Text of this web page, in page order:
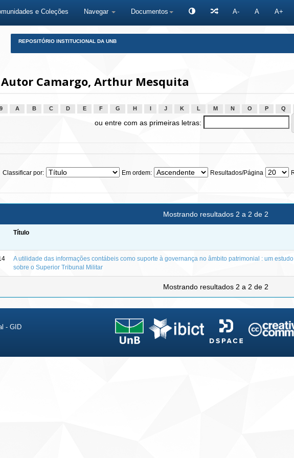
e Coleções Navegar Documentos A- A A+
REPOSITÓRIO INSTITUCIONAL DA UNB
Camargo, Arthur Mesquita
A B C D E F G H J K L M N O P Q
ou entre com as primeiras letras:
Classificar por: Em ordem: Resultados/Página
Mostrando resultados 2 a 2 de 2
Título
A utilidade das informações contábeis como suporte à governança no âmbito patrimonial : um estudo
sobre o Superior Tribunal Militar
Mostrando resultados 2 a 2 de 2
- GID